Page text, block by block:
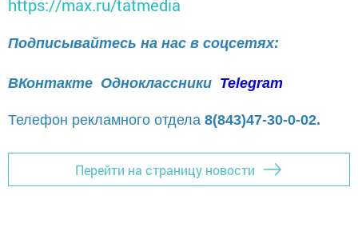
https://max.ru/tatmedia
Подписывайтесь на нас в соцсетях:
ВКонтакте Одноклассники Telegram
Телефон рекламного отдела 8(843)47-30-0-02.
Перейти на страницу новости